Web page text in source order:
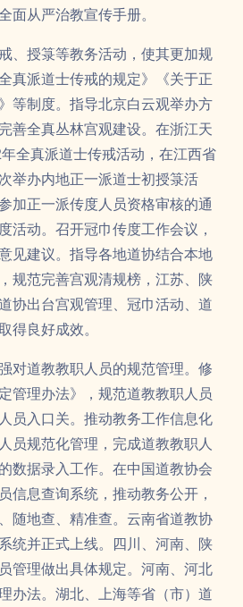
面从严治教宣传手册。
、授箓等教务活动，使其更加规
真派道士传戒的规定》《关于正
等制度。指导北京白云观举办方
善全真丛林宫观建设。在浙江天
全真派道士传戒活动，在江西省
举办内地正一派道士初授箓活
加正一派传度人员资格审核的通
活动。召开冠巾传度工作会议，
见建议。指导各地道协结合本地
规范完善宫观清规榜，江苏、陕
协出台宫观管理、冠巾活动、道
得良好成效。
对道教教职人员的规范管理。修
管理办法》，规范道教教职人员
员入口关。推动教务工作信息化
员规范化管理，完成道教教职人
数据录入工作。在中国道教协会
信息查询系统，推动教务公开，
随地查、精准查。云南省道教协
统并正式上线。四川、河南、陕
管理做出具体规定。河南、河北
办法。湖北、上海等省（市）道